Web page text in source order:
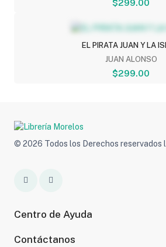
$299.00
EL PIRATA JUAN Y LA
JUAN ALONSO
$299.00
© 2026 Todos los Derechos reservados
Centro de Ayuda
Contáctanos